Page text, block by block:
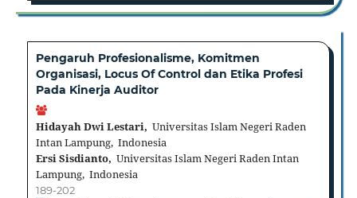
Pengaruh Profesionalisme, Komitmen
Organisasi, Locus Of Control dan Etika Profesi
Pada Kinerja Auditor
Hidayah Dwi Lestari, Universitas Islam Negeri Raden
Intan Lampung, Indonesia
Ersi Sisdianto, Universitas Islam Negeri Raden Intan
Lampung, Indonesia
189-202